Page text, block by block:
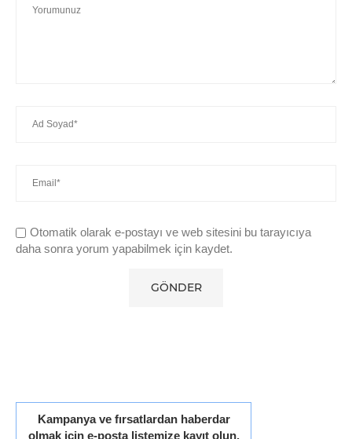
Otomatik olarak e-postayı ve web sitesini bu tarayıcıya
daha sonra yorum yapabilmek için kaydet.
Kampanya ve fırsatlardan haberdar
olmak için e-posta listemize kayıt olun.